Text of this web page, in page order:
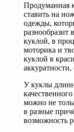
Продуманная
ставить на
одежды,
разнообразит
куклой, в
моторика и
куклой в
У куклы
можно не
в разные
возможность